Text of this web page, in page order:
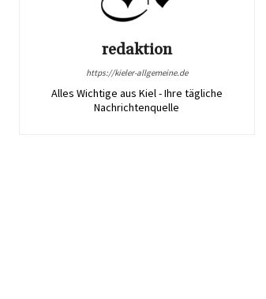
redaktion
https://kieler-allgemeine.de
Alles Wichtige aus Kiel - Ihre tägliche
Nachrichtenquelle